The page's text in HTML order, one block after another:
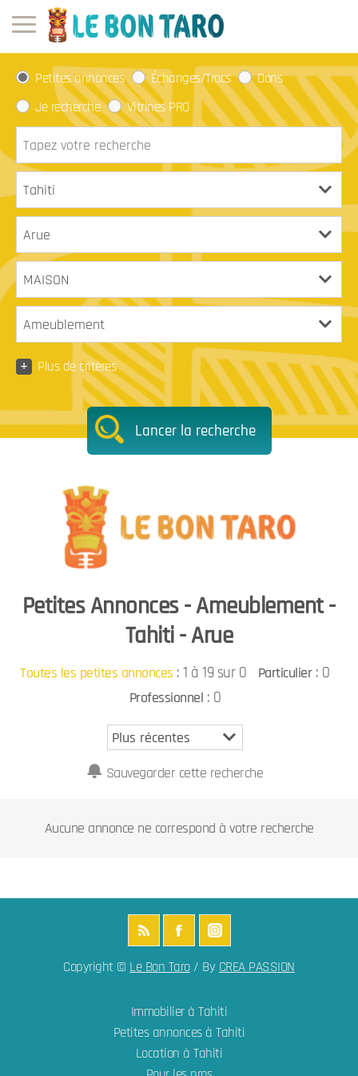
Petites annonces Échanges/Trocs
Dons
Je recherche
Vitrines PRO
+ Plus de critères
Lancer la recherche
Petites Annonces - Ameublement -
Tahiti - Arue
Toutes les petites annonces :1 à 19 sur 0 Particulier: 0
Professionnel : 0
Sauvegarder cette recherche
Aucune annonce ne correspond à votre recherche
Copyright ©Le Bon Taro/ ByCREA PASSION
Immobilier à Tahiti
Petites annonces à Tahiti
Location à Tahiti